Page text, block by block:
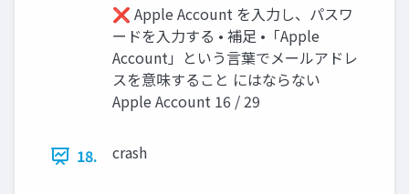
❌ Apple Account を入力し、パスワ
ードを入力する • 補足 •「Apple
Account」という言葉でメールアドレ
スを意味すること にはならない
Apple Account 16 / 29
18. crash